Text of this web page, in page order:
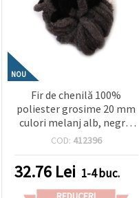
NOU
Fir de chenilă 100%
poliester grosime 20 mm
culori melanj alb, negru,
gri ~240 grame -25 metri
COD: 412396
32.76 Lei 1-4 buc.